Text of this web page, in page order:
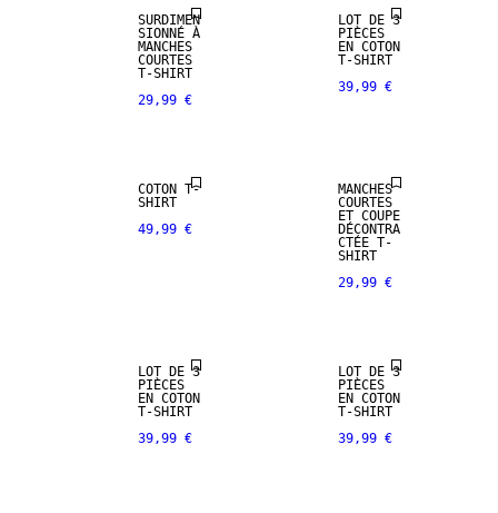
SURDIMEN
SIONNÉ À
MANCHES
COURTES
T-SHIRT
29,99 €
LOT DE 3
PIÈCES
EN COTON
T-SHIRT
39,99 €
NEW
COTON T-
SHIRT
49,99 €
MANCHES
COURTES
ET COUPE
DÉCONTRA
CTÉE T-
SHIRT
29,99 €
LOT DE 3
PIÈCES
EN COTON
T-SHIRT
39,99 €
LOT DE 3
PIÈCES
EN COTON
T-SHIRT
39,99 €